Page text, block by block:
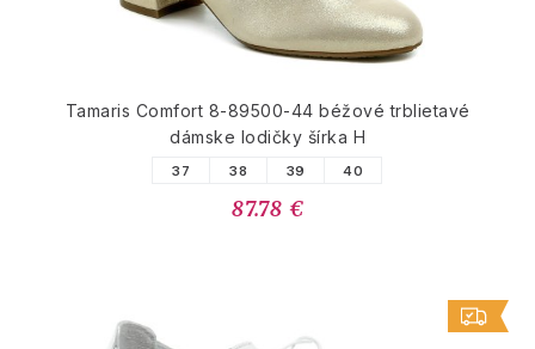
Tamaris Comfort 8-89500-44 béžové trblietavé
dámske lodičky šírka H
37 38 39 40
87.78 €